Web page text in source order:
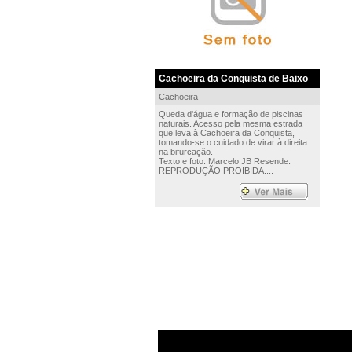
Cachoeira da Conquista de Baixo
Cachoeira
Queda d'água e formação de piscinas
naturais. Acesso pela mesma estrada
que leva à Cachoeira da Conquista,
tomando-se o cuidado de virar à direita
na bifurcação.
Texto e foto: Marcelo JB Resende.
REPRODUÇÃO PROIBIDA....